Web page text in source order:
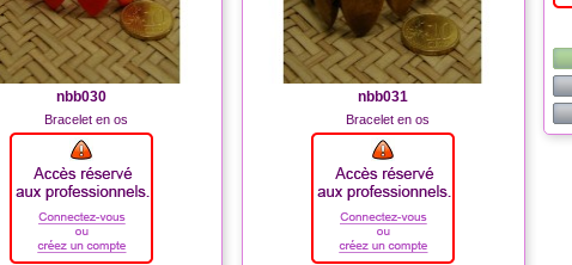
nbb030
Bracelet en os
nbb031
Bracelet en os